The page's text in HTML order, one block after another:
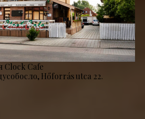
Clock Cafe
Hőforrás utca 22.